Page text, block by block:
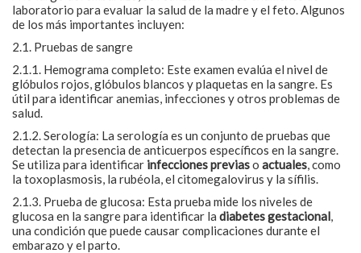
laboratorio para evaluar la salud de la madre y el feto. Algunos
de los más importantes incluyen:
2.1. Pruebas de sangre
2.1.1. Hemograma completo: Este examen evalúa el nivel de
glóbulos rojos, glóbulos blancos y plaquetas en la sangre. Es
útil para identificar anemias, infecciones y otros problemas de
salud.
2.1.2. Serología: La serología es un conjunto de pruebas que
detectan la presencia de anticuerpos específicos en la sangre.
Se utiliza para identificar infecciones previaso actuales, como
la toxoplasmosis, la rubéola, el citomegalovirus y la sífilis.
2.1.3. Prueba de glucosa: Esta prueba mide los niveles de
glucosa en la sangre para identificar la diabetes gestacional,
una condición que puede causar complicaciones durante el
embarazo y el parto.